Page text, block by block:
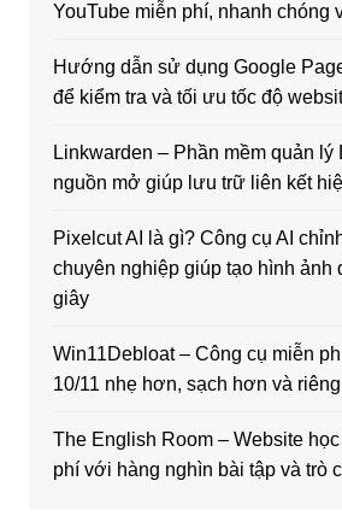
YouTube miễn phí, nhanh chóng
Hướng dẫn sử dụng Google
để kiểm tra và tối ưu tốc độ
Linkwarden – Phần mềm quản lý
nguồn mở giúp lưu trữ liên kết
Pixelcut AI là gì? Công cụ AI
chuyên nghiệp giúp tạo hình ảnh
giây
Win11Debloat – Công cụ miễn
10/11 nhẹ hơn, sạch hơn và
The English Room – Website
phí với hàng nghìn bài tập và trò